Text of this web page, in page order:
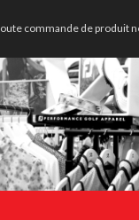
commande de produit